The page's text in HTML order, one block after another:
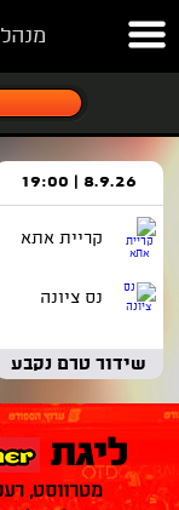
8.9.26 | 19:00
קריית אתא
נס ציונה
שידור טרם נקבע
ליגת
מטרווסט, רעננה, יום